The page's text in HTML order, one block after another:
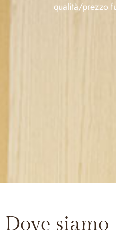
qualità/prezzo
Dove siamo